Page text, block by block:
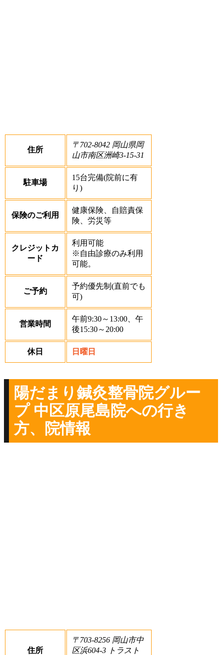
住所
〒702-8042 岡山県岡
山市南区洲崎3-15-31
駐車場
15台完備(院前に有
り)
保険のご利用
健康保険、自賠責保
険、労災等
クレジットカ
ード
利用可能
※自由診療のみ利用
可能。
ご予約
予約優先制(直前でも
可)
営業時間
午前9:30～13:00、午
後15:30～20:00
休日 日曜日
陽だまり鍼灸整骨院グルー
プ 中区原尾島院への行き
方、院情報
住所
〒703-8256 岡山市中
区浜604-3 トラスト